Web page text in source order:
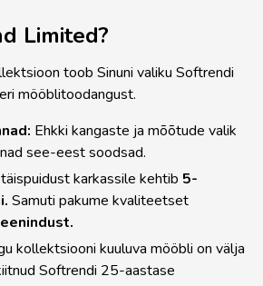
Limited?
toob Sinuni valiku Softrendi
mööblitoodangust.
Ehkki kangaste ja mõõtude valik
see-eest soodsad.
karkassile kehtib 5-
Samuti pakume kvaliteetset
kollektsiooni kuuluva mööbli on välja
Softrendi 25-aastase